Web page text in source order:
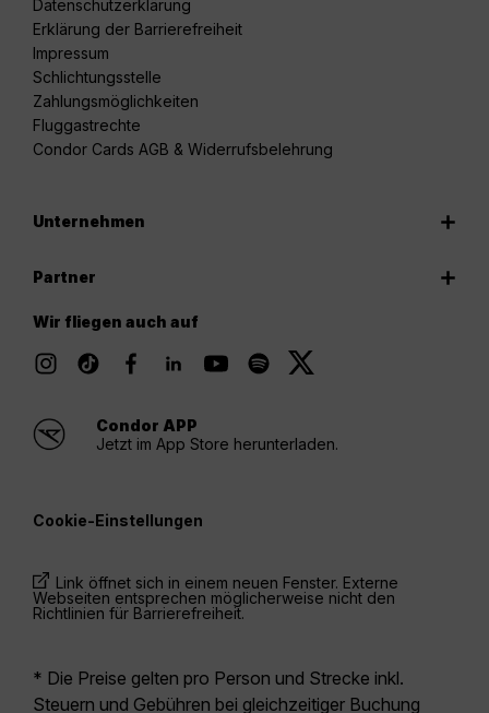
Datenschutzerklärung
Erklärung der Barrierefreiheit
Impressum
Schlichtungsstelle
Zahlungsmöglichkeiten
Fluggastrechte
Condor Cards AGB & Widerrufsbelehrung
Unternehmen
Partner
Wir fliegen auch auf
Condor APP
Jetzt im App Store herunterladen.
Cookie-Einstellungen
Link öffnet sich in einem neuen Fenster. Externe
Webseiten entsprechen möglicherweise nicht den
Richtlinien für Barrierefreiheit.
* Die Preise gelten pro Person und Strecke inkl.
Steuern und Gebühren bei gleichzeitiger Buchung